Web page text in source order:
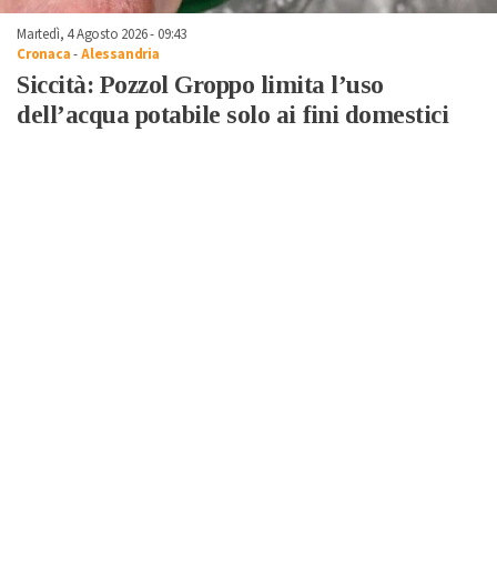
Martedì, 4 Agosto 2026 - 09:43
Cronaca-Alessandria
Siccità: Pozzol Groppo limita l’uso
dell’acqua potabile solo ai fini domestici